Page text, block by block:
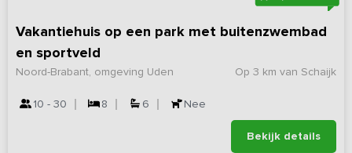
Vakantiehuis op een park met buitenzwembad
en sportveld
Op 3 km van Schaijk
Noord-Brabant, omgeving Uden
10 - 30 8 6 Nee
Bekijk details